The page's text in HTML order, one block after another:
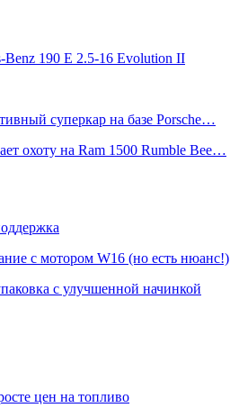
Benz 190 E 2.5-16 Evolution II
суперкар на базе Porsche…
охоту на Ram 1500 Rumble Bee…
с мотором W16 (но есть нюанс!)
с улучшенной начинкой
цен на топливо